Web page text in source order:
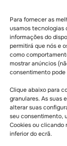
Para fornecer as
usamos tecnologias
informações do
permitirá que nós e
como
mostrar anúncios
consentimento
Clique abaixo para
granulares. As suas
alterar suas
seu consentimento,
Cookies ou clicando
inferior do ecrã.
dentro e
de um
curso
tua lista de
–
A
capital da
político e